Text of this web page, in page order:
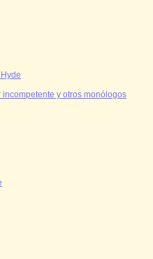
y otros monólogos